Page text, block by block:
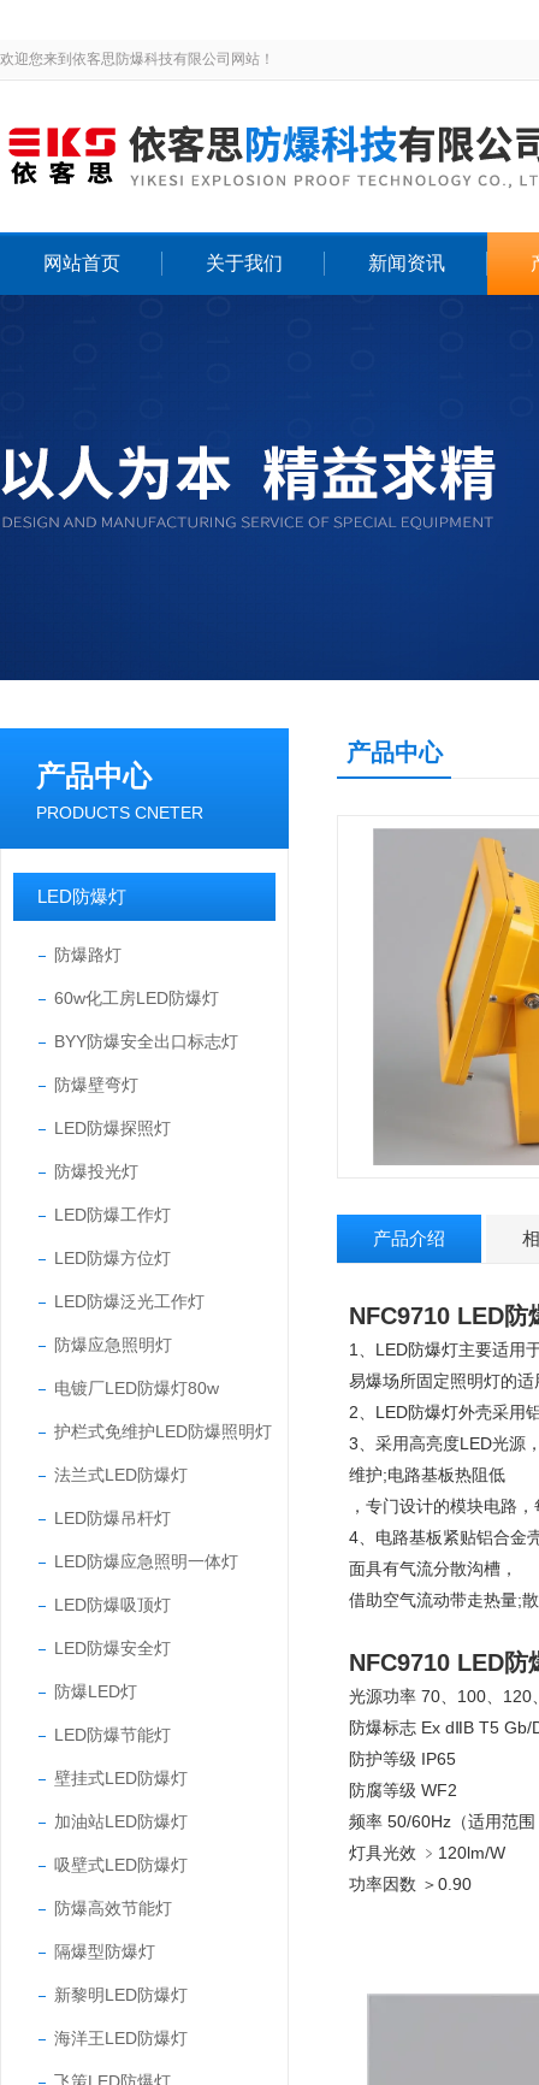
欢迎您来到依客思防爆科技有限公司网站！
网站首页 关于我们 新闻资讯
产品中心
PRODUCTS CNETER
LED防爆灯
防爆路灯
60w化工房LED防爆灯
BYY防爆安全出口标志灯
防爆壁弯灯
LED防爆探照灯
防爆投光灯
LED防爆工作灯
LED防爆方位灯
LED防爆泛光工作灯
防爆应急照明灯
电镀厂LED防爆灯80w
护栏式免维护LED防爆照明灯
法兰式LED防爆灯
LED防爆吊杆灯
LED防爆应急照明一体灯
LED防爆吸顶灯
LED防爆安全灯
防爆LED灯
LED防爆节能灯
壁挂式LED防爆灯
加油站LED防爆灯
吸壁式LED防爆灯
防爆高效节能灯
隔爆型防爆灯
新黎明LED防爆灯
海洋王LED防爆灯
产品中心
产品介绍
NFC9710 LED防
1、LED防爆灯主要适用
易爆场所固定照明灯的适
2、LED防爆灯外壳采用
3、采用高亮度LED光源
维护;电路基板热阻低
，专门设计的模块电路
4、电路基板紧贴铝合金
面具有气流分散沟槽，
借助空气流动带走热量;
NFC9710 LED防
光源功率 70、100、120
防爆标志 Ex dⅡB T5 Gb/
防护等级 IP65
防腐等级 WF2
频率 50/60Hz（适用范
灯具光效 ﹥120lm/W
功率因数 ＞0.90